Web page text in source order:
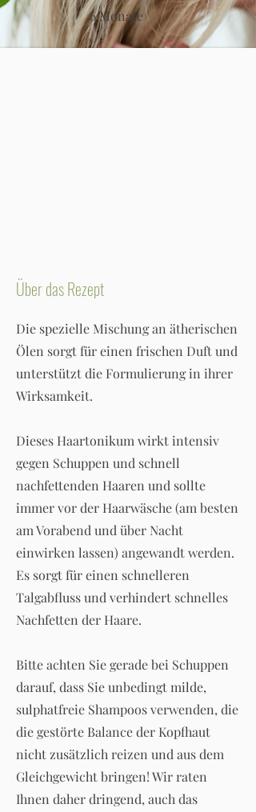
6 Monate
Über das Rezept
Die spezielle Mischung an ätherischen
Ölen sorgt für einen frischen Duft und
unterstützt die Formulierung in ihrer
Wirksamkeit.
Dieses Haartonikum wirkt intensiv
gegen Schuppen und schnell
nachfettenden Haaren und sollte
immer vor der Haarwäsche (am besten
am Vorabend und über Nacht
einwirken lassen) angewandt werden.
Es sorgt für einen schnelleren
Talgabfluss und verhindert schnelles
Nachfetten der Haare.
Bitte achten Sie gerade bei Schuppen
darauf, dass Sie unbedingt milde,
sulphatfreie Shampoos verwenden, die
die gestörte Balance der Kopfhaut
nicht zusätzlich reizen und aus dem
Gleichgewicht bringen! Wir raten
Ihnen daher dringend, auch das